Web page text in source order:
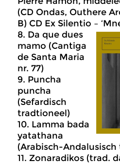
(CD Ondas, Outhere
B) CD Ex Silentio –
8. Da que dues
mamo (Cantiga
de Santa Maria
nr. 77)
9. Puncha
puncha
(Sefardisch
tradtioneel)
10. Lamma bada
yatathana
(Arabisch-Andalusisch
11. Zonaradikos (trad.